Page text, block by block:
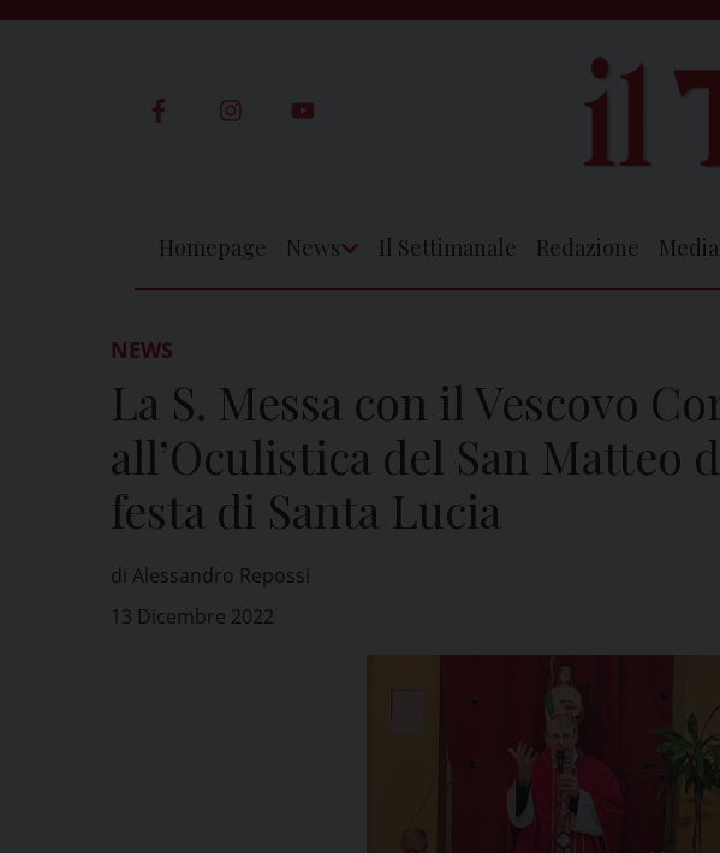
Homepage News Il Settimanale Redazione Media
NEWS
La S. Messa con il Vescovo
all’Oculistica del San Matteo
festa di Santa Lucia
di Alessandro Repossi
13 Dicembre 2022